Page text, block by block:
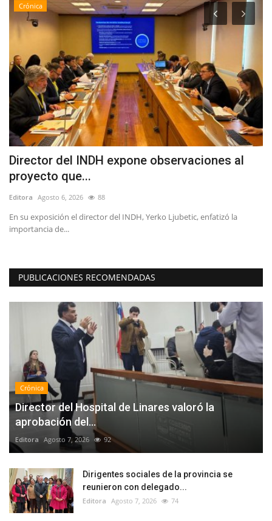
Crónica
Director del INDH expone observaciones al
proyecto que...
Editora Agosto 6, 2026 88
En su exposición el director del INDH, Yerko Ljubetic, enfatizó la
importancia de...
PUBLICACIONES RECOMENDADAS
Crónica
Director del Hospital de Linares valoró la
aprobación del...
Editora Agosto 7, 2026 92
Dirigentes sociales de la provincia se
reunieron con delegado...
Editora Agosto 7, 2026 74